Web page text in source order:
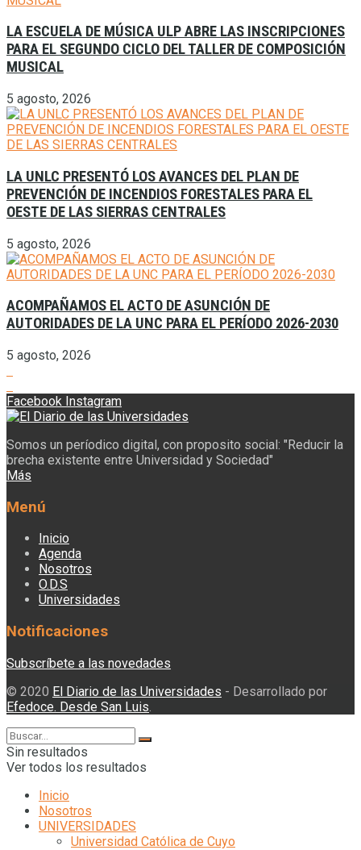
LA ESCUELA DE MÚSICA ULP ABRE LAS INSCRIPCIONES
PARA EL SEGUNDO CICLO DEL TALLER DE COMPOSICIÓN
MUSICAL
5 agosto, 2026
LA UNLC PRESENTÓ LOS AVANCES DEL PLAN DE
PREVENCIÓN DE INCENDIOS FORESTALES PARA EL
OESTE DE LAS SIERRAS CENTRALES
5 agosto, 2026
ACOMPAÑAMOS EL ACTO DE ASUNCIÓN DE
AUTORIDADES DE LA UNC PARA EL PERÍODO 2026-2030
5 agosto, 2026
Facebook Instagram
Somos un períodico digital, con proposito social: "Reducir la
brecha existente entre Universidad y Sociedad"
Más
Menú
Inicio
Agenda
Nosotros
O.D.S
Universidades
Notificaciones
Subscríbete a las novedades
© 2020 El Diario de las Universidades - Desarrollado por
Efedoce. Desde San Luis.
Sin resultados
Ver todos los resultados
Inicio
Nosotros
UNIVERSIDADES
Universidad Católica de Cuyo